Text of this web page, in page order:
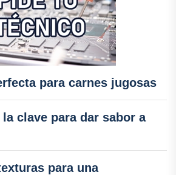
para carnes jugosas
clave para dar sabor a
para una